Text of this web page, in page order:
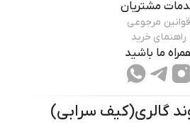
مشتریان
قوانین مرجوعی
راهنمای خرید
ما باشید
گالری(کیف سرابی)